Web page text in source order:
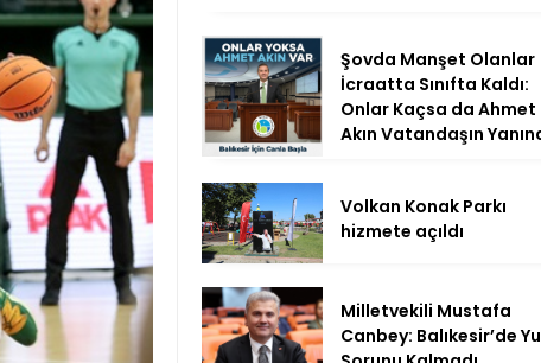
Şovda Manşet Olanlar
İcraatta Sınıfta Kaldı:
Onlar Kaçsa da Ahmet
Akın Vatandaşın
Volkan Konak Parkı
hizmete açıldı
Milletvekili Mustafa
Canbey: Balıkesir’de